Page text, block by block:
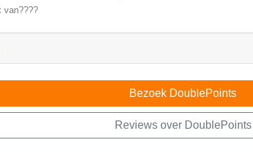
van????
Bezoek DoublePoints
Reviews over DoublePoints